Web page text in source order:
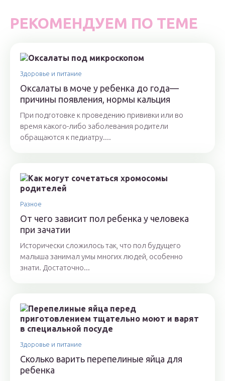
РЕКОМЕНДУЕМ ПО ТЕМЕ
Здоровье и питание
Оксалаты в моче у ребенка до года—
причины появления, нормы кальция
При подготовке к проведению прививки или во
время какого-либо заболевания родители
обращаются к педиатру....
Разное
От чего зависит пол ребенка у человека
при зачатии
Исторически сложилось так, что пол будущего
малыша занимал умы многих людей, особенно
знати. Достаточно...
Здоровье и питание
Сколько варить перепелиные яйца для
ребенка